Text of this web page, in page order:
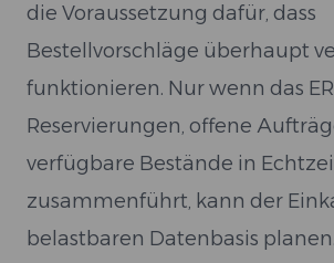
die Voraussetzung dafür, dass
Bestellvorschläge überhaupt
funktionieren. Nur wenn das
Reservierungen, offene
verfügbare Bestände in
zusammenführt, kann der
belastbaren Datenbasis planen.